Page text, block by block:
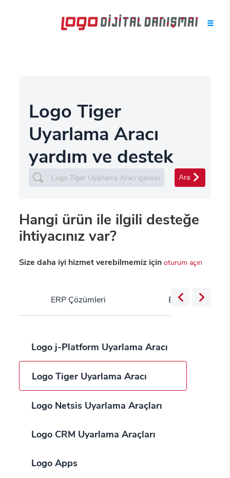
Logo Tiger
Uyarlama Aracı
yardım ve destek
Ara
Hangi ürün ile ilgili desteğe
ihtiyacınız var?
Size daha iyi hizmet verebilmemiz içinoturum açın
ERP Çözümleri Bulut Servisleri
Logo j-Platform Uyarlama Aracı
Logo Tiger Uyarlama Aracı
Logo Netsis Uyarlama Araçları
Logo CRM Uyarlama Araçları
Logo Apps